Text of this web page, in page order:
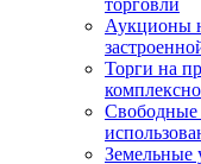
торговли
Аукционы
Торги на
Свободные
Земельные